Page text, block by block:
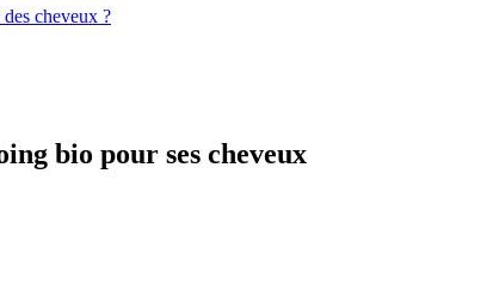
cheveux ?
bio pour ses cheveux